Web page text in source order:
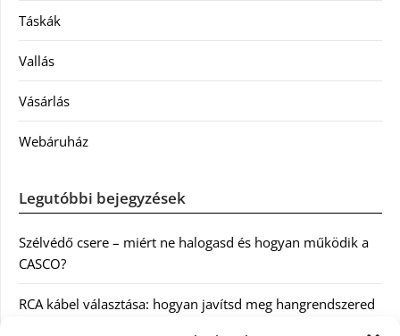
Táskák
Vallás
Vásárlás
Webáruház
Legutóbbi bejegyzések
Szélvédő csere – miért ne halogasd és hogyan működik a
CASCO?
RCA kábel választása: hogyan javítsd meg hangrendszered